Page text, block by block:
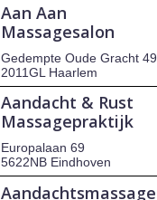
Aan Aan
Massagesalon
Gedempte Oude Gracht 49
2011GL Haarlem
Aandacht & Rust
Massagepraktijk
Europalaan 69
5622NB Eindhoven
Aandachtsmassage